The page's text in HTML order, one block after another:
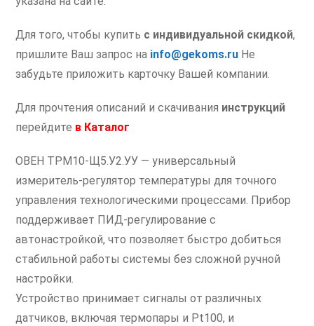
Для того, чтобы купить с индивидуальной скидкой,
пришлите Ваш запрос на info@gekoms.ru Не
забудьте приложить карточку Вашей компании.
Для прочтения описаний и скачивания инструкций
перейдите в Каталог
ОВЕН ТРМ10-Щ5.У2.УУ — универсальный
измеритель-регулятор температуры для точного
управления технологическими процессами. Прибор
поддерживает ПИД-регулирование с
автонастройкой, что позволяет быстро добиться
стабильной работы системы без сложной ручной
настройки.
Устройство принимает сигналы от различных
датчиков, включая термопары и Pt100, и